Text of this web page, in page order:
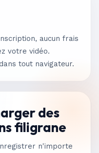
aucun frais
votre vidéo.
tout navigateur.
des
filigrane
n'importe